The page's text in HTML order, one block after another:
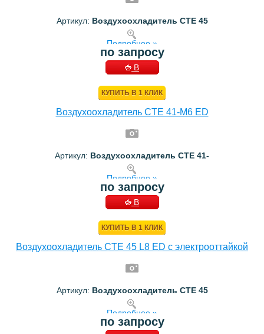
Артикул: Воздухоохладитель CTE 45
Подробнее »
по запросу
В
КУПИТЬ В 1 КЛИК
Воздухоохладитель CTE 41-M6 ED
Артикул: Воздухоохладитель CTE 41-
Подробнее »
по запросу
В
КУПИТЬ В 1 КЛИК
Воздухоохладитель CTE 45 L8 ED с электрооттайкой
Артикул: Воздухоохладитель CTE 45
Подробнее »
по запросу